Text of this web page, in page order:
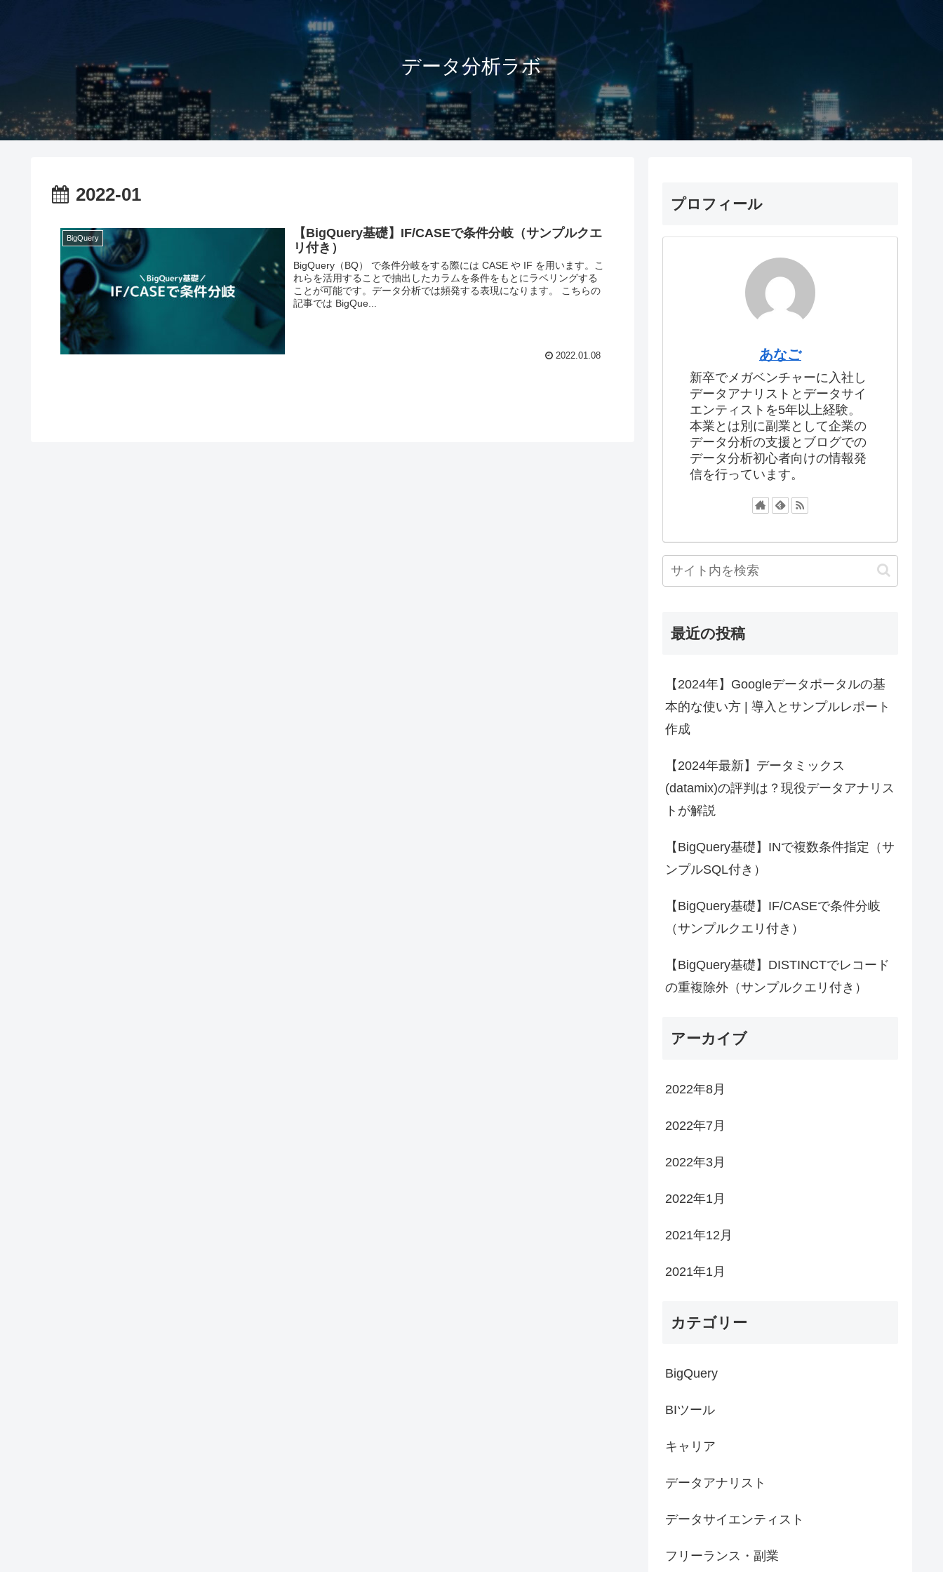
データ分析ラボ
2022-01
BigQuery
【BigQuery基礎】IF/CASEで条件分岐（サンプルクエ
リ付き）
BigQuery（BQ） で条件分岐をする際には CASE や IF を用います。こ
れらを活用することで抽出したカラムを条件をもとにラベリングする
ことが可能です。データ分析では頻発する表現になります。 こちらの
記事では BigQue...
2022.01.08
プロフィール
あなご
新卒でメガベンチャーに入社し
データアナリストとデータサイ
エンティストを5年以上経験。
本業とは別に副業として企業の
データ分析の支援とブログでの
データ分析初心者向けの情報発
信を行っています。
最近の投稿
【2024年】Googleデータポータルの基
本的な使い方 | 導入とサンプルレポート
作成
【2024年最新】データミックス
(datamix)の評判は？現役データアナリス
トが解説
【BigQuery基礎】INで複数条件指定（サ
ンプルSQL付き）
【BigQuery基礎】IF/CASEで条件分岐
（サンプルクエリ付き）
【BigQuery基礎】DISTINCTでレコード
の重複除外（サンプルクエリ付き）
アーカイブ
2022年8月
2022年7月
2022年3月
2022年1月
2021年12月
2021年1月
カテゴリー
BigQuery
BIツール
キャリア
データアナリスト
データサイエンティスト
フリーランス・副業